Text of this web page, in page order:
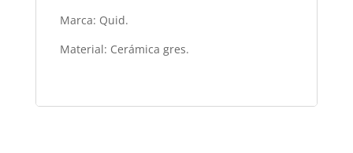
Marca: Quid.
Material: Cerámica gres.